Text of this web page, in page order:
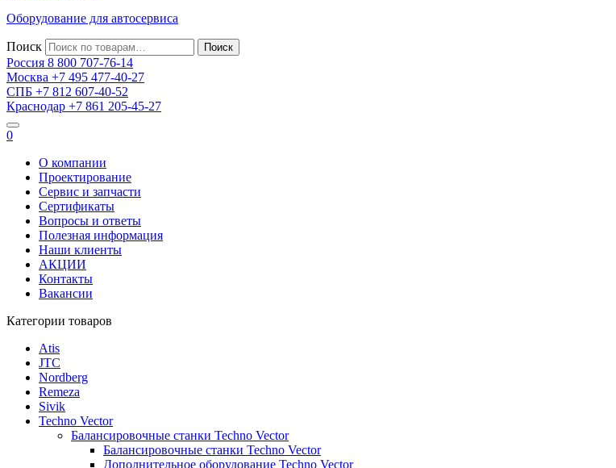
Оборудование для автосервиса
Поиск
Россия 8 800 707-76-14
Москва +7 495 477-40-27
СПБ +7 812 607-40-52
Краснодар +7 861 205-45-27
0
О компании
Проектирование
Сервис и запчасти
Сертификаты
Вопросы и ответы
Полезная информация
Наши клиенты
АКЦИИ
Контакты
Вакансии
Категории товаров
Atis
JTC
Nordberg
Remeza
Sivik
Techno Vector
Балансировочные станки Techno Vector
Балансировочные станки Techno Vector
Дополнительное оборудование Techno Vector